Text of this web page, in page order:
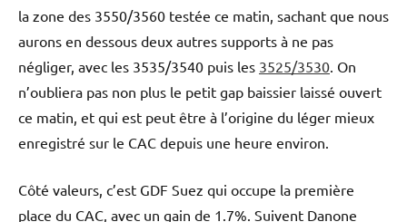
la zone des 3550/3560 testée ce matin, sachant que nous
aurons en dessous deux autres supports à ne pas
négliger, avec les 3535/3540 puis les 3525/3530 . On
n’oubliera pas non plus le petit gap baissier laissé ouvert
ce matin, et qui est peut être à l’origine du léger mieux
enregistré sur le CAC depuis une heure environ.
Côté valeurs, c’est GDF Suez qui occupe la première
place du CAC, avec un gain de 1.7%. Suivent Danone